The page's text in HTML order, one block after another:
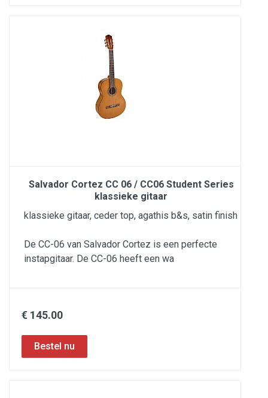
Salvador Cortez CC 06 / CC06 Student Series
klassieke gitaar
klassieke gitaar, ceder top, agathis b&s, satin finish
De CC-06 van Salvador Cortez is een perfecte
instapgitaar. De CC-06 heeft een wa
€ 145.00